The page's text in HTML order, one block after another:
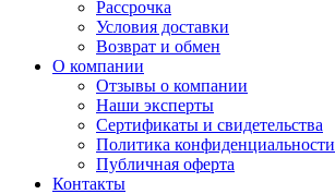
Рассрочка
Условия доставки
Возврат и обмен
О компании
Отзывы о компании
Наши эксперты
Сертификаты и свидетельства
Политика конфиденциальности
Публичная оферта
Контакты